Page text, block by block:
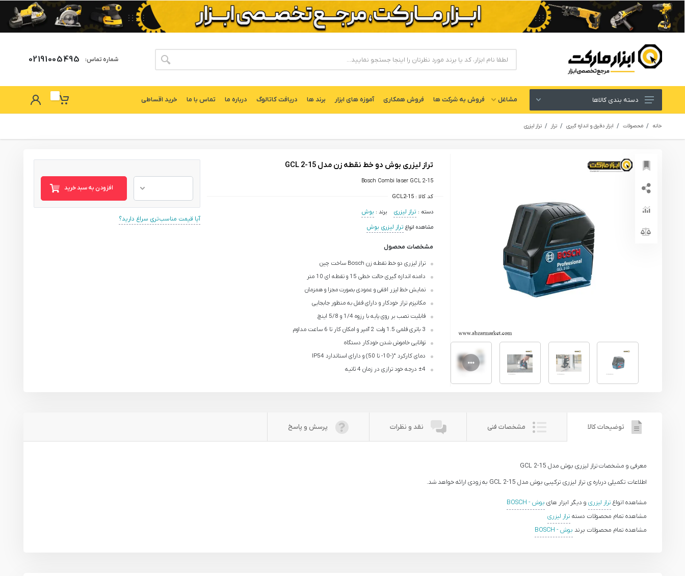
شماره تماس: 02191005495
ابزار های برقی و شارژی
لوازم جانبی ابزار
ابزار های دستی و عمومی
ابزار های بادی یا پنوماتیک
ابزار دقیق و اندازه گیری
یراق آلات
دسته بندی کالاها مشاغل فروش به شركت ها فروش همکاری آموزه های ابزار برند ها دریافت کاتالوگ درباره ما تماس با ما خرید اقساطی
خانه محصولات ابزار دقیق و اندازه گیری تراز تراز لیزری
تراز لیزری بوش دو خط نقطه زن مدل GCL 2-15
Bosch Combi laser GCL 2-15
کد کالا : GCL2-15
دسته : تراز لیزری برند : بوش
مشاهده انواع تراز لیزری بوش
مشخصات محصول
تراز لیزری دو خط نقطه زن Bosch ساخت چین
دامنه اندازه گیری حالت خطی 15 و نقطه ای 10 متر
نمایش خط لیزر افقی و عمودی بصورت مجزا و همزمان
مکانیزم تراز خودکار و دارای قفل به منظور جابجایی
قابلیت نصب بر روی پایه با رزوه 1/4 و 5/8 اینچ
3 باتری قلمی 1.5 ولت 2 آمپر و امکان کار تا 6 ساعت مداوم
توانایی خاموش شدن خودکار دستگاه
دمای کارکرد °(-10- تا 50) و دارای استاندارد IP54
±4 درجه خود ترازی در زمان 4 ثانیه
افزودن به سبد خرید
آیا قیمت مناسب‌تری سراغ دارید؟
توضیحات کالا مشخصات فنی نقد و نظرات پرسش و پاسخ
معرفی و مشخصات تراز لیزری بوش مدل GCL 2-15
اطلاعات تکمیلی درباره ی تراز لیزری ترکیبی بوش مدل GCL 2-15 به زودی ارائه خواهد شد.
مشاهده انواع تراز لیزری و دیگر ابزار های بوش - BOSCH
مشاهده تمام محصولات دسته تراز لیزری
مشاهده تمام محصولات برند بوش - BOSCH